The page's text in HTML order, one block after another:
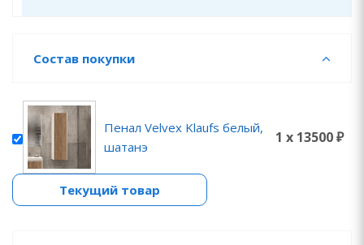
Состав покупки
Пенал Velvex Klaufs белый,
шатанэ
1 x 13500 ₽
Текущий товар